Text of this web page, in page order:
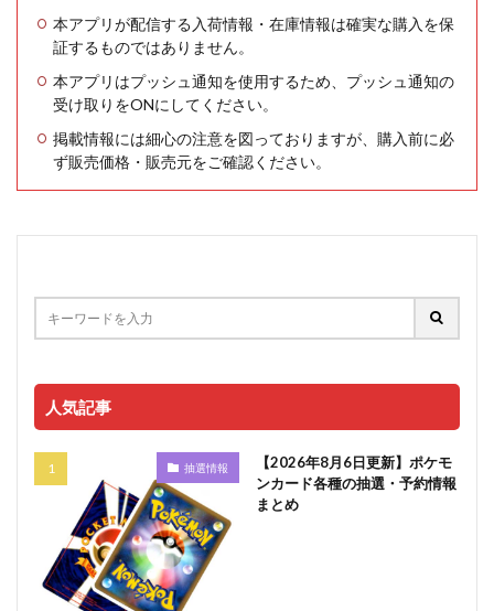
本アプリが配信する入荷情報・在庫情報は確実な購入を保
証するものではありません。
本アプリはプッシュ通知を使用するため、プッシュ通知の
受け取りをONにしてください。
掲載情報には細心の注意を図っておりますが、購入前に必
ず販売価格・販売元をご確認ください。
人気記事
抽選情報
【2026年8月6日更新】ポケモ
ンカード各種の抽選・予約情報
まとめ